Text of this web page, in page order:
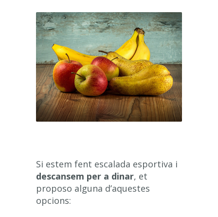
Si estem fent escalada esportiva i
descansem per a dinar, et
proposo alguna d’aquestes
opcions: